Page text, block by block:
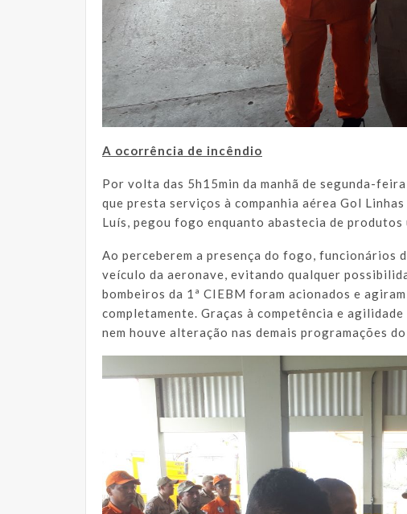
A ocorrência de incêndio
Por volta das 5h15min da manhã de segunda-
que presta serviços à companhia aérea Gol
Luís, pegou fogo enquanto abastecia de produtos
Ao perceberem a presença do fogo, funcionários
veículo da aeronave, evitando qualquer
bombeiros da 1ª CIEBM foram acionados e
completamente. Graças à competência e
nem houve alteração nas demais programações